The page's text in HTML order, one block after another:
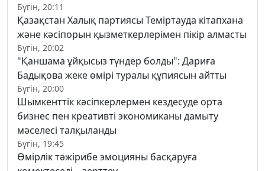
Бүгін, 20:11
Қазақстан Халық партиясы Теміртауда кітапхана
және кәсіпорын қызметкерлерімен пікір алмасты
Бүгін, 20:02
"Қаншама ұйқысыз түндер болды": Дариға
Бадықова жеке өмірі туралы құпиясын айтты
Бүгін, 20:00
Шымкенттік кәсіпкерлермен кездесуде орта
бизнес пен креативті экономиканы дамыту
мәселесі талқыланды
Бүгін, 19:45
Өмірлік тәжірибе эмоцияны басқаруға